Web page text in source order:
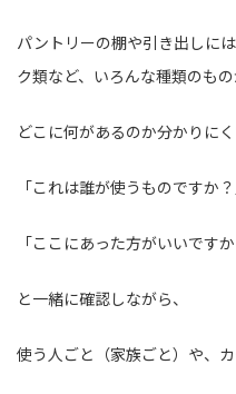
パントリーの棚や引き出しに
ク類など、いろんな種類のもの
どこに何があるのか分かりに
「これは誰が使うものですか？
「ここにあった方がいいですか
と一緒に確認しながら、
使う人ごと（家族ごと）や、